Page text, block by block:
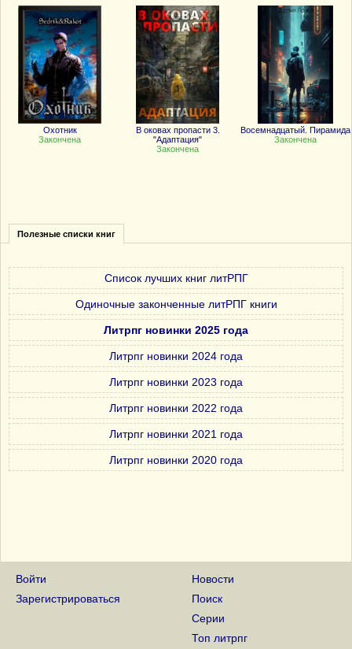
Охотник
Закончена
В оковах пропасти 3.
"Адаптация"
Закончена
Восемнадцатый. Пирамида
Закончена
Полезные списки книг
Список лучших книг литРПГ
Одиночные законченные литРПГ книги
Литрпг новинки 2025 года
Литрпг новинки 2024 года
Литрпг новинки 2023 года
Литрпг новинки 2022 года
Литрпг новинки 2021 года
Литрпг новинки 2020 года
Войти
Зарегистрироваться
Новости
Поиск
Серии
Топ литрпг